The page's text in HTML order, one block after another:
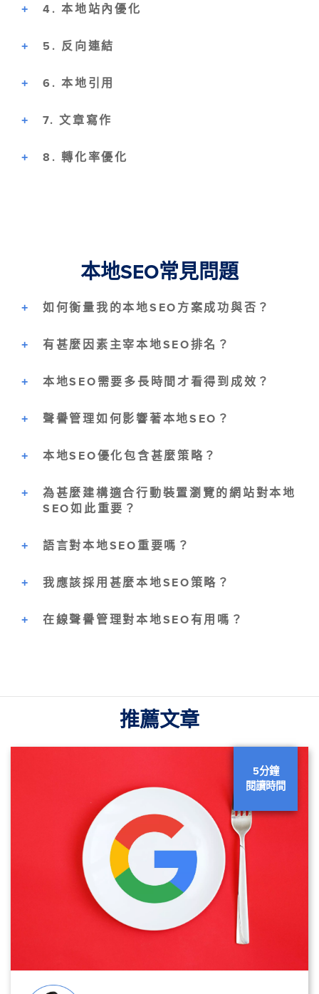
4. 本地站內優化
5. 反向連結
6. 本地引用
7. 文章寫作
8. 轉化率優化
本地SEO常見問題
如何衡量我的本地SEO方案成功與否？
有甚麼因素主宰本地SEO排名？
本地SEO需要多長時間才看得到成效？
聲譽管理如何影響著本地SEO？
本地SEO優化包含甚麼策略？
為甚麼建構適合行動裝置瀏覽的網站對本地
SEO如此重要？
語言對本地SEO重要嗎？
我應該採用甚麼本地SEO策略？
在線聲譽管理對本地SEO有用嗎？
推薦文章
5分鐘
閱讀時間